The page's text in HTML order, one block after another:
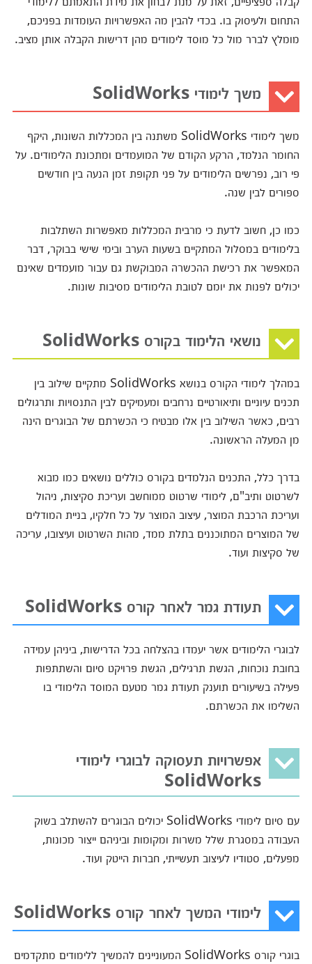
התחום ולעיסוק בו. בכדי להבין מה האפשרויות העומדות בפניכם,
מומלץ לברר מול כל מוסד לימודים מהן דרישות הקבלה אותן מציב.
משך לימודי SolidWorks
משך לימודי SolidWorks משתנה בין המכללות השונות, היקף
החומר הנלמד, הרקע הקודם של המועמדים ומתכונת הלימודים. על
פי רוב, נפרשים הלימודים על פני תקופת זמן הנעה בין חודשים
ספורים לבין שנה.
כמו כן, חשוב לדעת כי מרבית המכללות מאפשרות השתלבות
בלימודים במסלול המתקיים בשעות הערב ובימי שישי בבוקר, דבר
המאפשר את רכישת ההכשרה המבוקשת גם עבור מועמדים שאינם
יכולים לפנות את יומם לטובת הלימודים מסיבות שונות.
נושאי הלימוד בקורס SolidWorks
במהלך לימודי הקורס בנושא SolidWorks מתקיים שילוב בין
תכנים עיוניים ותיאורטיים נרחבים ומעמיקים לבין התנסויות ותרגולים
רבים, כאשר השילוב בין אלו מבטיח כי הכשרתם של הבוגרים הינה
מן המעלה הראשונה.
בדרך כלל, התכנים הנלמדים בקורס כוללים נושאים כמו מבוא
לשרטוט ותיב"ם, לימודי שרטוט ממוחשב ועריכת סקיצות, ניהול
ועריכת הרכבת המוצר, עיצוב המוצר על כל חלקיו, בניית המודלים
של המוצרים המתוכננים בתלת ממד, מהות השרטוט ועיצובו, עריכה
של סקיצות ועוד.
תעודת גמר לאחר קורס SolidWorks
לבוגרי הלימודים אשר יעמדו בהצלחה בכל הדרישות, ביניהן עמידה
בחובת נוכחות, הגשת תרגילים, הגשת פרויקט סיום והשתתפות
פעילה בשיעורים תוענק תעודת גמר מטעם המוסד הלימודי בו
השלימו את הכשרתם.
אפשרויות תעסוקה לבוגרי לימודי
SolidWorks
עם סיום לימודי SolidWorks יכולים הבוגרים להשתלב בשוק
העבודה במסגרת שלל משרות ומקומות וביניהם ייצור מכונות,
מפעלים, סטודיו לעיצוב תעשייתי, חברות הייטק ועוד.
לימודי המשך לאחר קורס SolidWorks
בוגרי קורס SolidWorks המעוניינים להמשיך ללימודים מתקדמים